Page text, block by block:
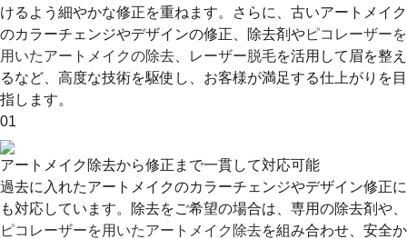
けるよう細やかな修正を重ねます。さらに、古いアートメイク
のカラーチェンジやデザインの修正、除去剤やピコレーザーを
用いたアートメイクの除去
レーザー脱毛を活用して眉を整え
るなど、高度な技術を駆使し、お客様が満足する仕上がりを目
指します。
01
アートメイク除去から修正まで一貫して対応可能
過去に入れたアートメイクのカラーチェンジやデザイン修正に
も対応しています。除去をご希望の場合は、専用の除去剤や、
ピコレーザーを用いたアートメイク除去を組み合わせ、安全か